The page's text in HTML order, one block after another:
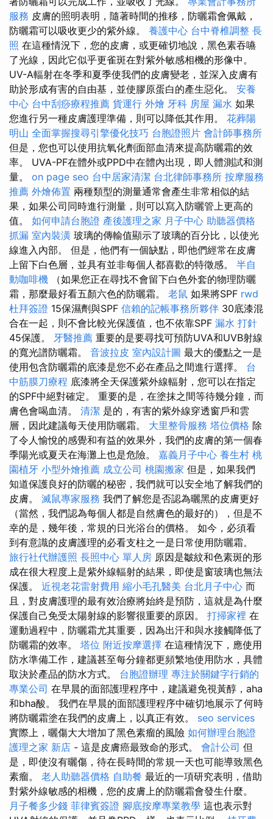
服務 皮膚的照明表明，隨著時間的推移，防曬霜會佩戴，
防曬霜可以吸收更少的紫外線。 養護中心 台中脊椎調整 長
照 在這種情況下，您的皮膚，或更確切地說，黑色素吞嚥
了光線，因此它似乎更雀斑在對紫外敏感相機的形像中。
UV-A輻射在冬季和夏季使我們的皮膚變老，並深入皮膚有
助於形成有害的自由基，並使膠原蛋白的產生惡化。 安養
中心 台中刮痧療程推薦 貨運行 外燴 牙科 房屋 漏水 如果
您進行另一種皮膚護理準備，則可以降低其作用。 花葬陽
明山 全面掌握搜尋引擎優化技巧 台胞證照片 會計師事務所
但是，您也可以使用抗氧化劑面部血清來提高防曬霜的效
率。 UVA-PF在體外或PPD中在體內出現，即​​人體測試和測
量。 on page seo 台中居家清潔 台北律師事務所 按摩服務
推薦 外燴佈置 兩種類型的測量通常會產生非常相似的結
果，如果公司同時進行測量，則可以寫入防曬管上更高的
值。 如何申請台胞證 產後護理之家 月子中心 助聽器價格
抓漏 室內裝潢 玻璃的傳輸值顯示了玻璃的百分比，以使光
線進入內部。 但是，他們有一個缺點，即他們經常在皮膚
上留下白色層，並具有並非每個人都喜歡的特徵感。 半自
動咖啡機 （如果您正在尋找不會留下白色外套的物理防曬
霜，那麼最好看五顏六色的防曬霜。 老鼠 如果將SPF rwd
杜拜簽證 15保濕劑與SPF 信賴的記帳事務所夥伴 30底漆混
合在一起，則不會比較光保護值，也不依靠SPF 漏水 打針
45保護。 牙醫推薦 重要的是要尋找可預防UVA和UVB射線
的寬光譜防曬霜。 音波拉皮 室內設計圖 最大的優點之一是
使用包含防曬霜的底漆是您不必在產品之間進行選擇。 台
中筋膜刀療程 底漆將全天保護紫外線輻射，您可以在指定
的SPF中絕對確定。 重要的是，在塗抹之間等待幾分鐘，而
膚色會喝血清。 清潔 是的，有害的紫外線穿透窗戶和雲
層，因此建議每天使用防曬霜。 大里整骨服務 塔位價格 除
了令人愉悅的感覺和有益的效果外，我們的皮膚的第一個春
季陽光或夏天在海灘上也是危險。 嘉義月子中心 養生村 桃
園植牙 小型外燴推薦 成立公司 桃園搬家 但是，如果我們
知道保護良好的防曬的秘密，我們就可以安全地了解我們的
皮膚。 滅鼠專家服務 我們了解您是否認為曬黑的皮膚更好
（當然，我們認為每個人都是自然膚色的最好的），但是不
幸的是，幾年後，常規的日光浴台的價格。 如今，必須看
到有意識的皮膚護理的必看支柱之一是日常使用防曬霜。
旅行社代辦護照 長照中心 單人房 原因是皺紋和色素斑的形
成在很大程度上是紫外線輻射的結果，即使是窗玻璃也無法
保護。 近視老花雷射費用 縮小毛孔醫美 台北月子中心 而
且，對皮膚護理的最有效治療將始終是預防，這就是為什麼
保護自己免受太陽射線的影響很重要的原因。 打掃家裡 在
運動過程中，防曬霜尤其重要，因為出汗和與水接觸降低了
防曬霜的效率。 塔位 附近按摩選擇 在這種情況下，應使用
防水準備工作，建議甚至每分鐘都更頻繁地使用防水，具體
取決於產品的防水方式。 台胞證辦理 專注於關鍵字行銷的
專業公司 在早晨的面部護理程序中，建議避免視黃醇，aha
和bha酸。 我們在早晨的面部護理程序中確切地展示了何時
將防曬霜塗在我們的皮膚上，以真正有效。 seo services
實際上，曬傷大大增加了黑色素瘤的風險 如何辦理台胞證
護理之家 新店 - 這是皮膚癌最致命的形式。 會計公司 但
是，即使沒有曬傷，待在長時間的常規一天也可能導致黑色
素瘤。 老人助聽器價格 自助餐 最近的一項研究表明，借助
對紫外線敏感的相機，您的皮膚上的防曬霜會發生什麼。
月子餐多少錢 菲律賓簽證 腳底按摩專業教學 這也表示對